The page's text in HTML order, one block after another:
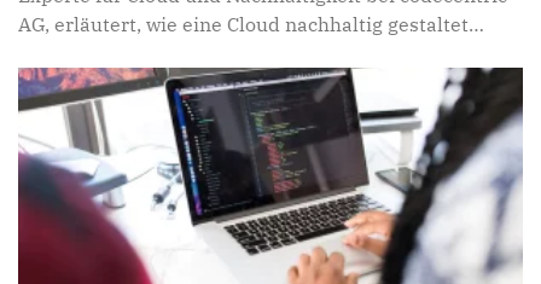
AG, erläutert, wie eine Cloud nachhaltig gestaltet